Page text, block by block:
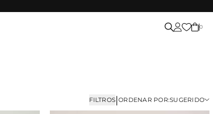
0
FILTROS|ORDENAR POR:SUGERIDO